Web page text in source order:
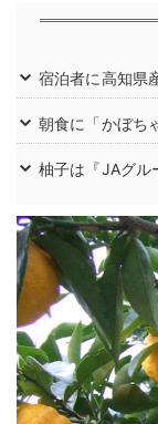
宿泊者に高知県
朝食に「かぼち
柚子は『JAグル